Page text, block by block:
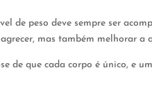
de peso deve sempre ser
mas também melhorar a
de que cada corpo é único, e